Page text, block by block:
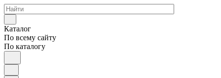
Каталог
По всему сайту
По каталогу